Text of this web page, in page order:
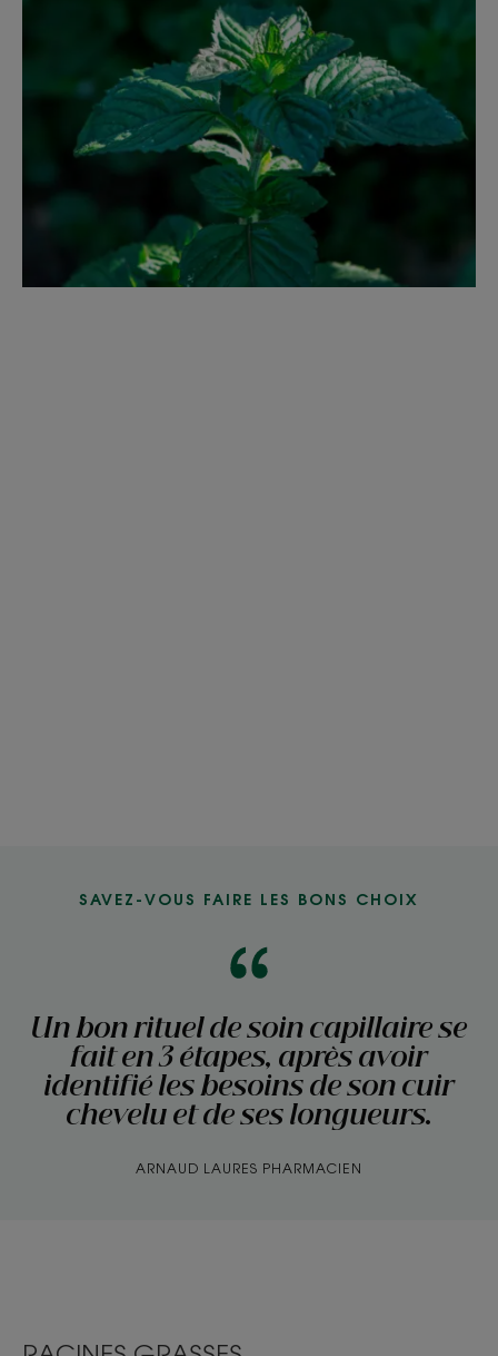
SAVEZ-VOUS FAIRE LES BONS CHOIX
Un bon rituel de soin capillaire se
fait en 3 étapes, après avoir
identifié les besoins de son cuir
chevelu et de ses longueurs.
ARNAUD LAURES PHARMACIEN